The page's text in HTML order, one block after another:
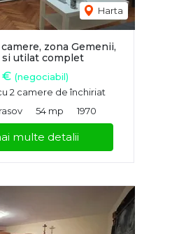
Harta
zona Gemenii,
utilat complet
€ (negociabil)
2 camere de închiriat
54 mp 1970
multe detalii